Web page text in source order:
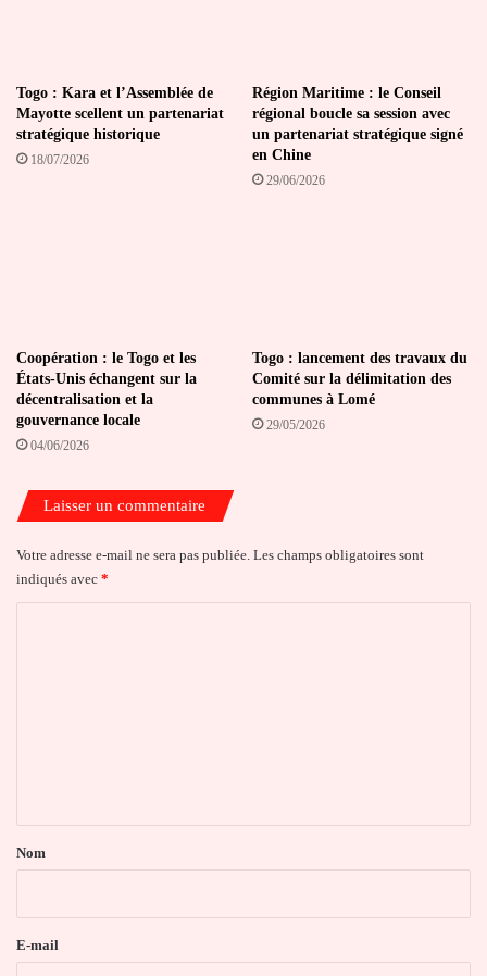
Togo : Kara et l’Assemblée de
Mayotte scellent un partenariat
stratégique historique
18/07/2026
Région Maritime : le Conseil
régional boucle sa session avec
un partenariat stratégique signé
en Chine
29/06/2026
Coopération : le Togo et les
États-Unis échangent sur la
décentralisation et la
gouvernance locale
04/06/2026
Togo : lancement des travaux du
Comité sur la délimitation des
communes à Lomé
29/05/2026
Laisser un commentaire
Votre adresse e-mail ne sera pas publiée. Les champs obligatoires sont
indiqués avec *
a
e
Nom
E-mail